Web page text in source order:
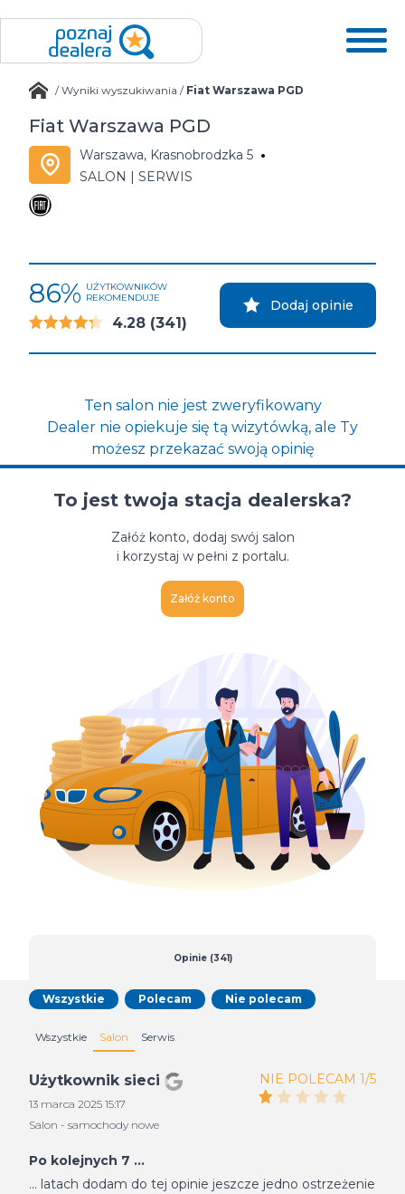
/Wyniki wyszukiwania / Fiat Warszawa PGD
Fiat Warszawa PGD
Warszawa, Krasnobrodzka 5
SALON | SERWIS
86% UŻYTKOWNIKÓW
REKOMENDUJE
4.28 (341)
Dodaj opinie
Ten salon nie jest zweryfikowany
Dealer nie opiekuje się tą wizytówką, ale Ty
możesz przekazać swoją opinię
To jest twoja stacja dealerska?
Załóż konto, dodaj swój salon
i korzystaj w pełni z portalu.
Załóż konto
Opinie (341)
Wszystkie Salon Serwis
Wszystkie Polecam Nie polecam
Użytkownik sieci
13 marca 2025 15:17
Salon - samochody nowe
NIE POLECAM 1/5
Po kolejnych 7 ...
... latach dodam do tej opinie jeszcze jedno ostrzeżenie